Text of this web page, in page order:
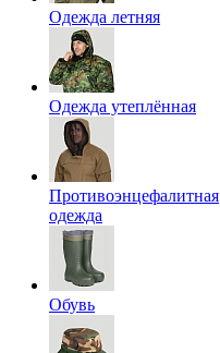
Одежда летняя
Одежда утеплённая
Противоэнцефалитная
одежда
Обувь